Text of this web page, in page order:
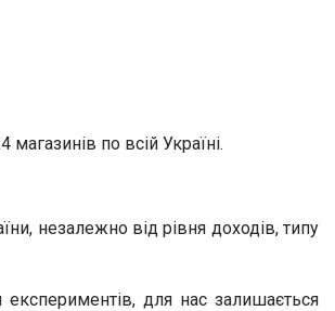
по всій Україні.
незалежно від рівня доходів, типу
експериментів, для нас залишається